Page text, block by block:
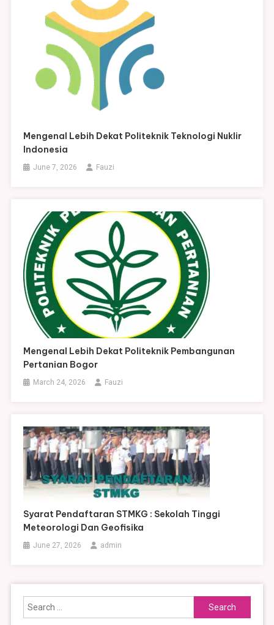
Mengenal Lebih Dekat Politeknik Teknologi Nuklir
Indonesia
June 7, 2026 Fauzi
Mengenal Lebih Dekat Politeknik Pembangunan
Pertanian Bogor
March 24, 2026 Fauzi
Syarat Pendaftaran STMKG : Sekolah Tinggi
Meteorologi Dan Geofisika
June 27, 2026 admin
Search
for: